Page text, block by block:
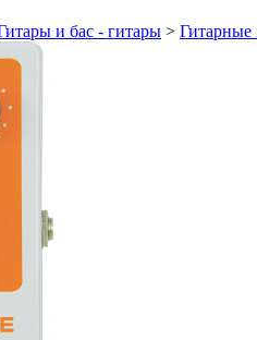
и бас - гитары > Гитарные